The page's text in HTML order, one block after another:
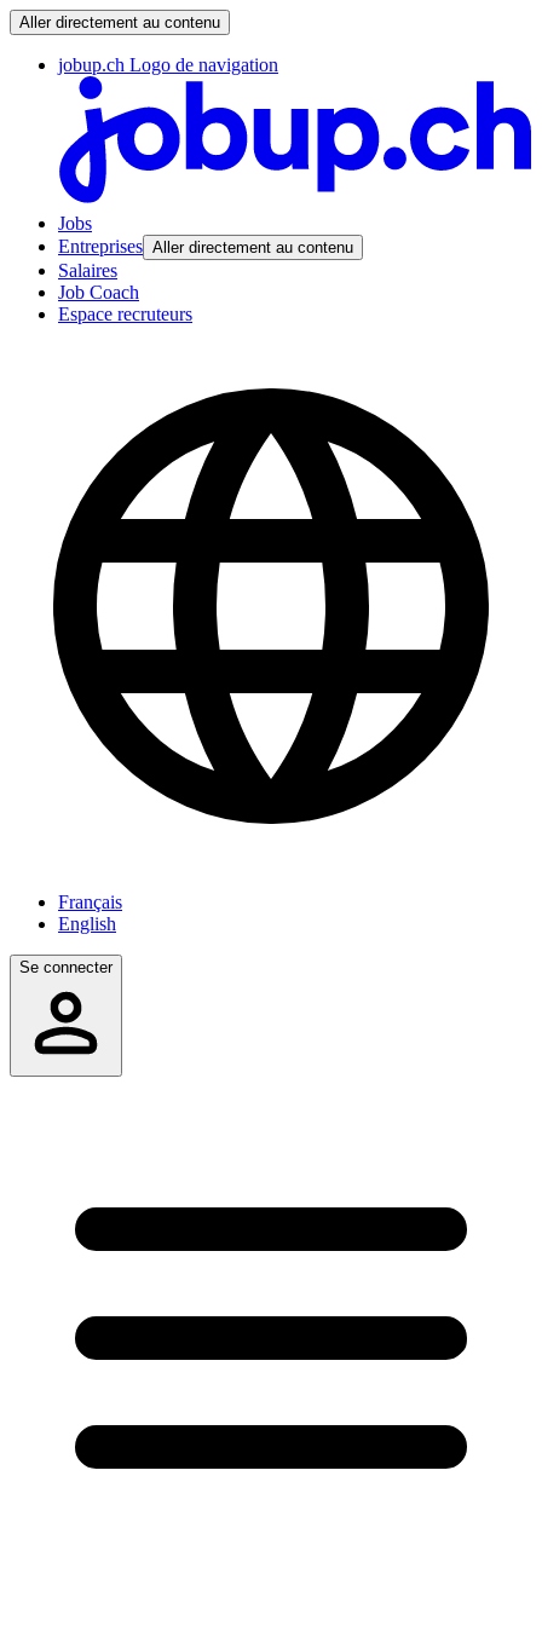
Aller directement au contenu
jobup.ch Logo de navigation
Jobs
Entreprises Aller directement au contenu
Salaires
Job Coach
Espace recruteurs
Français
English
Se connecter